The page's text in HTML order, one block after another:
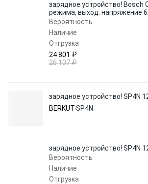
зарядное устройство! Bosch
режима, выход. напряжение
Вероятность
Наличие
Отгрузка
24 801 ₽
26 107 ₽
зарядное устройство! SP4N
BERKUTSP4N
зарядное устройство! SP4N
Вероятность
Наличие
Отгрузка